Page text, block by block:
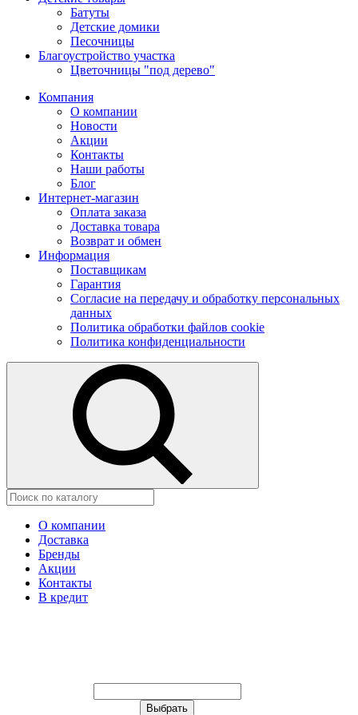
Батуты
Детские домики
Песочницы
Благоустройство участка
Цветочницы "под дерево"
Компания
О компании
Новости
Акции
Контакты
Наши работы
Блог
Интернет-магазин
Оплата заказа
Доставка товара
Возврат и обмен
Информация
Поставщикам
Гарантия
Согласие на передачу и обработку персональных
данных
Политика обработки файлов cookie
Политика конфиденциальности
О компании
Доставка
Бренды
Акции
Контакты
В кредит